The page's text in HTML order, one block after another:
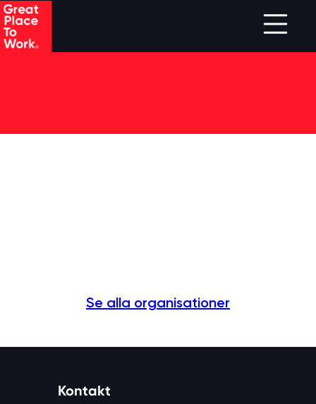
Skip to main content
Se alla organisationer
Kontakt